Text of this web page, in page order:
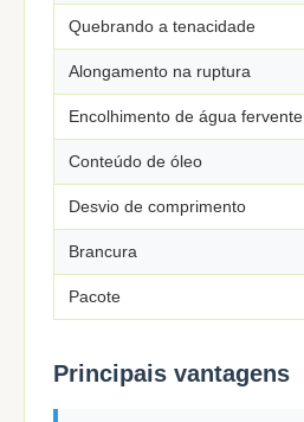
Quebrando a tenacidade
Alongamento na ruptura
Encolhimento de água fervente
Conteúdo de óleo
Desvio de comprimento
Brancura
Pacote
Principais vantagens